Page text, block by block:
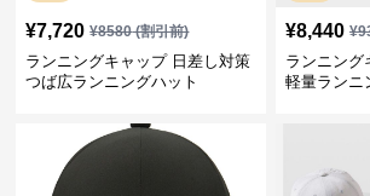
¥7,720 ¥8580(割引前)
ランニングキャップ 日差し対策
つば広ランニングハット
¥8,440 ¥
ランニング
軽量ランニ